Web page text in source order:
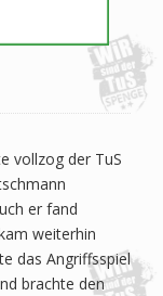
vollzog der TuS
er fand
weiterhin
das Angriffsspiel
brachte den